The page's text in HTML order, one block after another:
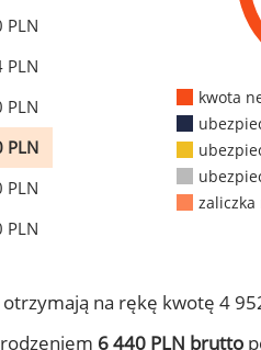
PLN
PLN
PLN
PLN
PLN
PLN
kwota
zaliczka
otrzymają na rękę kwotę 4
6 440 PLN brutto